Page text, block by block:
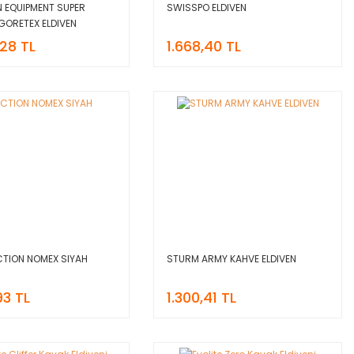
SUPER
ELDIVEN
TL
SWISSPO ELDIVEN
1.668,40 TL
NOMEX SIYAH
TL
STURM ARMY KAHVE ELDIVEN
1.300,41 TL